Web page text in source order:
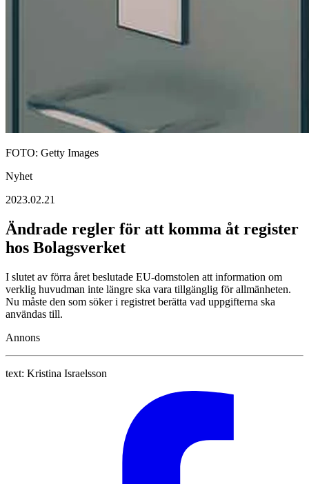
FOTO: Getty Images
Nyhet
2023.02.21
Ändrade regler för att komma åt register
hos Bolagsverket
I slutet av förra året beslutade EU-domstolen att information om
verklig huvudman inte längre ska vara tillgänglig för allmänheten.
Nu måste den som söker i registret berätta vad uppgifterna ska
användas till.
Annons
text: Kristina Israelsson